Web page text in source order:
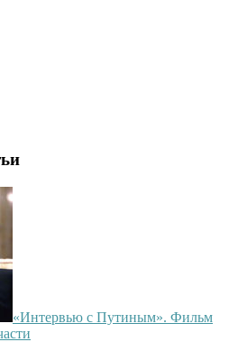
«Интервью с Путиным». Фильм